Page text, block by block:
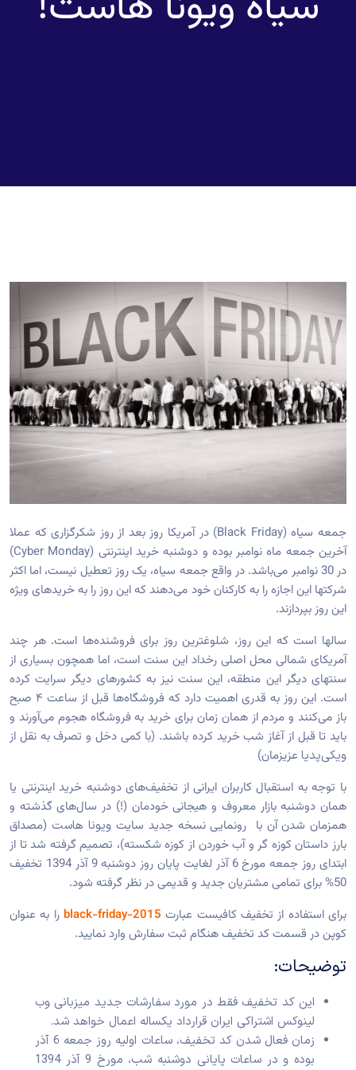
جمعه سیاه (Black Friday) در آمریکا روز بعد از روز شکرگزاری که عملا
آخرین جمعه ماه نوامبر بوده و دوشنبه خرید اینترنتی (Cyber Monday)
در 30 نوامبر می‌باشد. در واقع جمعه سیاه، یک روز تعطیل نیست، اما اکثر
شرکتها این اجازه را به کارکنان خود می‌دهند که این روز را به خریدهای ویژه
این روز بپردازند.
سالها است که این روز، شلوغترین روز برای فروشنده‌ها است. هر چند
آمریکای شمالی محل اصلی رخداد این سنت است، اما همچون بسیاری از
سنتهای دیگر این منطقه، این سنت نیز به کشورهای دیگر سرایت کرده
است. این روز به قدری اهمیت دارد که فروشگاه‌ها قبل از ساعت ۴ صبح
باز می‌کنند و مردم از همان زمان برای خرید به فروشگاه هجوم می‌آورند و
باید تا قبل از آغاز شب خرید کرده باشند. (با کمی دخل و تصرف به نقل از
ویکی‌پدیا عزیزمان)
با توجه به استقبال کاربران ایرانی از تخفیف‌های دوشنبه خرید اینترنتی یا
همان دوشنبه بازار معروف و هیجانی خودمان (!) در سال‌های گذشته و
همزمان شدن آن با رونمایی نسخه جدید سایت ویونا هاست (مصداق
بارز داستان کوزه گر و آب خوردن از کوزه شکسته)، تصمیم گرفته شد تا از
ابتدای روز جمعه مورخ 6 آذر لغایت پایان روز دوشنبه 9 آذر 1394 تخفیف
50% برای تمامی مشتریان جدید و قدیمی در نظر گرفته شود.
برای استفاده از تخفیف کافیست عبارت black-friday-2015 را به عنوان
کوپن در قسمت کد تخفیف هنگام ثبت سفارش وارد نمایید.
توضیحات:
این کد تخفیف فقط در مورد سفارشات جدید میزبانی وب
لینوکس اشتراکی ایران قرارداد یکساله اعمال خواهد شد.
زمان فعال شدن کد تخفیف، ساعات اولیه روز جمعه 6 آذر
بوده و در ساعات پایانی دوشنبه شب، مورخ 9 آذر 1394